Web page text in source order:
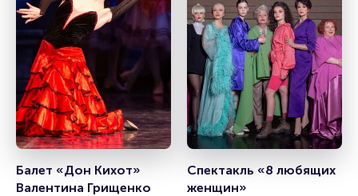
Балет «Дон Кихот»
Валентина Грищенко
Спектакль «8 любящих
женщин»